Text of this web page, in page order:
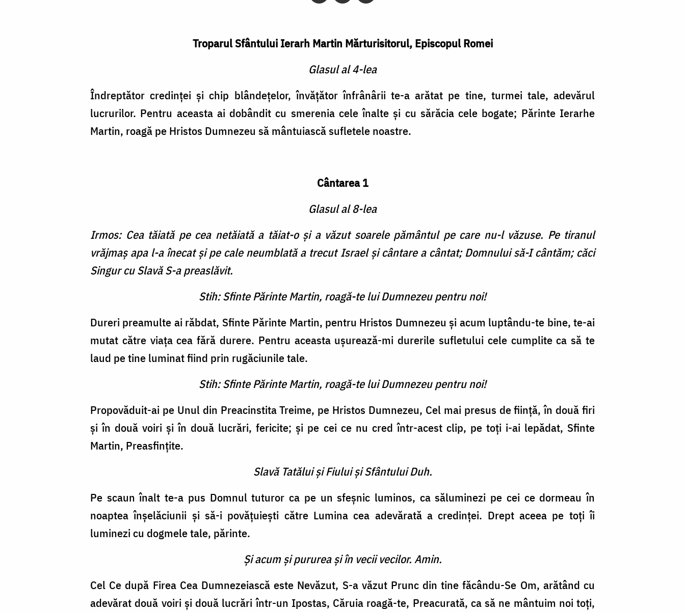
Troparul Sfântului Ierarh Martin Mărturisitorul, Episcopul Romei
Glasul al 4-lea
Îndreptător credinţei şi chip blândeţelor, învăţător înfrânârii te-a arătat pe tine, turmei tale, adevărul
lucrurilor. Pentru aceasta ai dobândit cu smerenia cele înalte şi cu sărăcia cele bogate; Părinte Ierarhe
Martin, roagă pe Hristos Dumnezeu să mântuiască sufletele noastre.
Cântarea 1
Glasul al 8-lea
Irmos: Cea tăiată pe cea netăiată a tăiat-o şi a văzut soarele pământul pe care nu-l văzuse. Pe tiranul
vrăjmaş apa l-a înecat şi pe cale neumblată a trecut Israel şi cântare a cântat; Domnului să-I cântăm; căci
Singur cu Slavă S-a preaslăvit.
Stih: Sfinte Părinte Martin, roagă-te lui Dumnezeu pentru noi!
Dureri preamulte ai răbdat, Sfinte Părinte Martin, pentru Hristos Dumnezeu şi acum luptându-te bine, te-ai
mutat către viaţa cea fără durere. Pentru aceasta uşurează-mi durerile sufletului cele cumplite ca să te
laud pe tine luminat fiind prin rugăciunile tale.
Stih: Sfinte Părinte Martin, roagă-te lui Dumnezeu pentru noi!
Propovăduit-ai pe Unul din Preacinstita Treime, pe Hristos Dumnezeu, Cel mai presus de fiinţă, în două firi
şi în două voiri şi în două lucrări, fericite; şi pe cei ce nu cred într-acest clip, pe toţi i-ai lepădat, Sfinte
Martin, Preasfinţite.
Slavă Tatălui şi Fiului şi Sfântului Duh.
Pe scaun înalt te-a pus Domnul tuturor ca pe un sfeşnic luminos, ca săluminezi pe cei ce dormeau în
noaptea înşelăciunii şi să-i povăţuieşti către Lumina cea adevărată a credinţei. Drept aceea pe toţi îi
luminezi cu dogmele tale, părinte.
Şi acum şi pururea şi în vecii vecilor. Amin.
Cel Ce după Firea Cea Dumneze­iască este Nevăzut, S-a văzut Prunc din tine făcându-Se Om, arătând cu
adevărat două voiri şi două lucrări într-un Ipostas, Căruia roagă-te, Preacurată, ca să ne mântuim noi toţi,